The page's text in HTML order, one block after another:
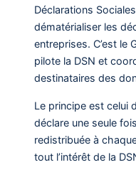
Déclarations
dématérialiser les
entreprises. C’est le
pilote la DSN et
destinataires des
Le principe est celui
déclare une seule
redistribuée à
tout l’intérêt de la